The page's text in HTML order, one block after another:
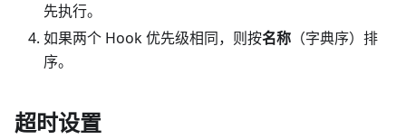
先执行。
如果两个 Hook 优先级相同，则按名称 （字典序）排
序。
超时设置